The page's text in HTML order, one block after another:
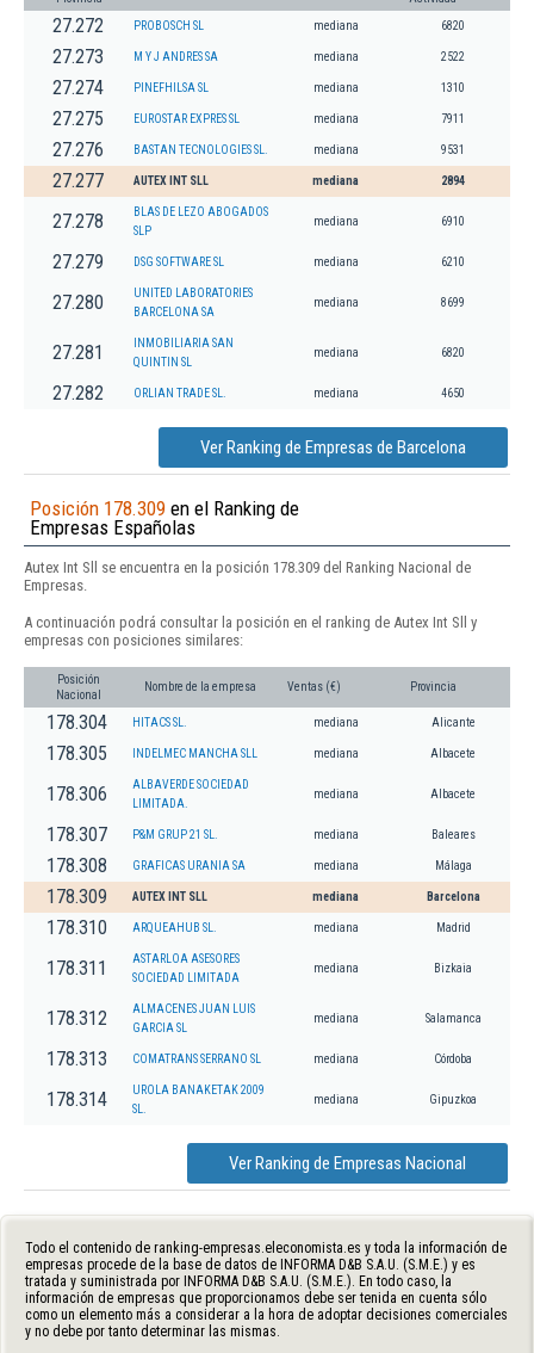
27.272 PROBOSCH SL mediana 6820
27.273 M Y J ANDRES SA mediana 2522
27.274 PINEFHILSA SL mediana 1310
27.275 EUROSTAR EXPRES SL mediana 7911
27.276 BASTAN TECNOLOGIES SL. mediana 9531
27.277 AUTEX INT SLL mediana 2894
27.278
BLAS DE LEZO ABOGADOS
SLP
mediana 6910
27.279 DSG SOFTWARE SL mediana 6210
27.280
UNITED LABORATORIES
BARCELONA SA
mediana 8699
27.281
INMOBILIARIA SAN
QUINTIN SL
mediana 6820
27.282 ORLIAN TRADE SL. mediana 4650
Ver Ranking de Empresas de Barcelona
Posición 178.309 en el Ranking de
Empresas Españolas
Autex Int Sll se encuentra en la posición 178.309 del Ranking Nacional de
Empresas.
A continuación podrá consultar la posición en el ranking de Autex Int Sll y
empresas con posiciones similares:
Posición
Nacional
Nombre de la empresa Ventas (€) Provincia
178.304 HITACS SL. mediana Alicante
178.305 INDELMEC MANCHA SLL mediana Albacete
178.306
ALBAVERDE SOCIEDAD
LIMITADA.
mediana Albacete
178.307 P&M GRUP 21 SL. mediana Baleares
178.308 GRAFICAS URANIA SA mediana Málaga
178.309 AUTEX INT SLL mediana Barcelona
178.310 ARQUEAHUB SL. mediana Madrid
178.311
ASTARLOA ASESORES
SOCIEDAD LIMITADA
mediana Bizkaia
178.312
ALMACENES JUAN LUIS
GARCIA SL
mediana Salamanca
178.313 COMATRANS SERRANO SL mediana Córdoba
178.314
UROLA BANAKETAK 2009
SL.
mediana Gipuzkoa
Ver Ranking de Empresas Nacional
Todo el contenido de ranking-empresas.eleconomista.es y toda la información de
empresas procede de la base de datos de INFORMA D&B S.A.U. (S.M.E.) y es
tratada y suministrada por INFORMA D&B S.A.U. (S.M.E.). En todo caso, la
información de empresas que proporcionamos debe ser tenida en cuenta sólo
como un elemento más a considerar a la hora de adoptar decisiones comerciales
y no debe por tanto determinar las mismas.